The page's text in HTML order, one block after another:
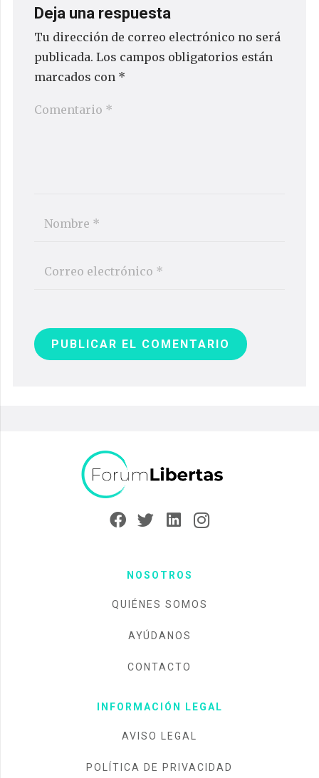
Deja una respuesta
Tu dirección de correo electrónico no será
publicada. Los campos obligatorios están
marcados con *
PUBLICAR EL COMENTARIO
NOSOTROS
QUIÉNES SOMOS
AYÚDANOS
CONTACTO
INFORMACIÓN LEGAL
AVISO LEGAL
POLÍTICA DE PRIVACIDAD